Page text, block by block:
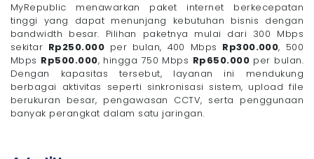
MyRepublic menawarkan paket internet berkecepatan
tinggi yang dapat menunjang kebutuhan bisnis dengan
bandwidth besar. Pilihan paketnya mulai dari 300 Mbps
sekitar Rp250.000 per bulan, 400 Mbps Rp300.000, 500
Mbps Rp500.000, hingga 750 Mbps Rp650.000 per bulan.
Dengan kapasitas tersebut, layanan ini mendukung
berbagai aktivitas seperti sinkronisasi sistem, upload file
berukuran besar, pengawasan CCTV, serta penggunaan
banyak perangkat dalam satu jaringan.